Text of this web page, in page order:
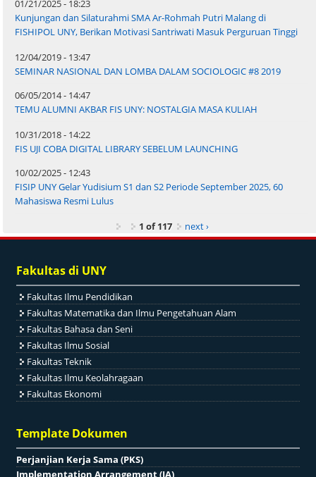
01/21/2025 - 18:23
Kunjungan dan Silaturahmi SMA Ar-Rohmah Putri Malang di
FISHIPOL UNY, Berikan Motivasi Santriwati Masuk Perguruan Tinggi
12/04/2019 - 13:47
SEMINAR NASIONAL DAN LOMBA DALAM SOCIOLOGIC #8 2019
06/05/2014 - 14:47
TEMU ALUMNI AKBAR FIS UNY: NOSTALGIA MASA KULIAH
10/31/2018 - 14:22
FIS UJI COBA DIGITAL LIBRARY SEBELUM LAUNCHING
10/02/2025 - 12:43
FISIP UNY Gelar Yudisium S1 dan S2 Periode September 2025, 60
Mahasiswa Resmi Lulus
1 of 117
next ›
Fakultas di UNY
Fakultas Ilmu Pendidikan
Fakultas Matematika dan Ilmu Pengetahuan Alam
Fakultas Bahasa dan Seni
Fakultas Ilmu Sosial
Fakultas Teknik
Fakultas Ilmu Keolahragaan
Fakultas Ekonomi
Template Dokumen
Perjanjian Kerja Sama (PKS)
Implementation Arrangement (IA)